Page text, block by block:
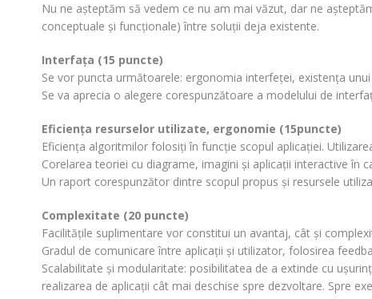
Nu ne aşteptăm să vedem ce nu am mai văzut, dar ne
conceptuale şi funcţionale) între soluţii deja existente.
Interfaţa (15 puncte)
Se vor puncta următoarele: ergonomia interfeţei, existenţa
Se va aprecia o alegere corespunzătoare a modelului de
Eficienţa resurselor utilizate, ergonomie (15puncte)
Eficienţa algoritmilor folosiţi în funcţie scopul aplicaţiei.
Corelarea teoriei cu diagrame, imagini şi aplicaţii interactive în
Un raport corespunzător dintre scopul propus şi resursele
Complexitate (20 puncte)
Facilităţile suplimentare vor constitui un avantaj, cât şi
Gradul de comunicare între aplicaţii şi utilizator, folosirea
Scalabilitate şi modularitate: posibilitatea de a extinde cu
realizarea de aplicaţii cât mai deschise spre dezvoltare. Spre